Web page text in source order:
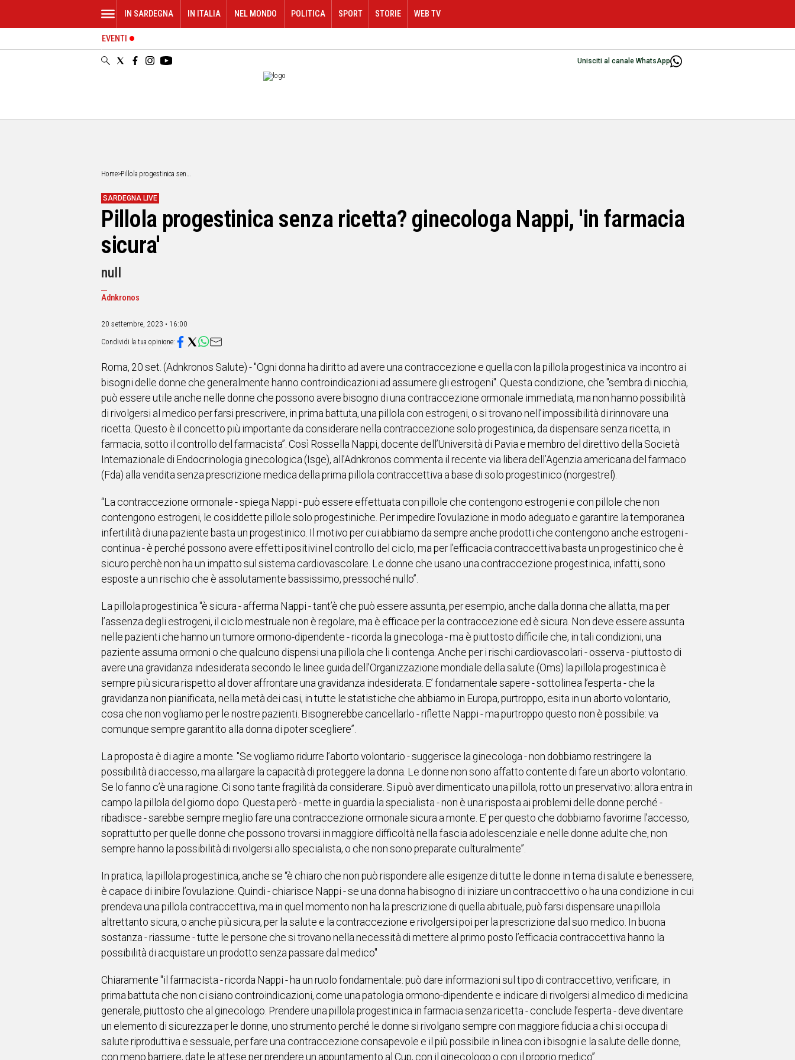
ORISTANO
Vai
Unisciti al canale WhatsApp
IN SARDEGNA IN ITALIA NEL MONDO POLITICA SPORT STORIE WEB TV
EVENTI
Home>Pillola progestinica sen...
SARDEGNA LIVE
Pillola progestinica senza ricetta? ginecologa Nappi, 'in farmacia
sicura'
null
Adnkronos
20 settembre, 2023 • 16:00
Roma, 20 set. (Adnkronos Salute) - "Ogni donna ha diritto ad avere una contraccezione e quella con la pillola progestinica va incontro ai
bisogni delle donne che generalmente hanno controindicazioni ad assumere gli estrogeni". Questa condizione, che "sembra di nicchia,
può essere utile anche nelle donne che possono avere bisogno di una contraccezione ormonale immediata, ma non hanno possibilità
di rivolgersi al medico per farsi prescrivere, in prima battuta, una pillola con estrogeni, o si trovano nell’impossibilità di rinnovare una
ricetta. Questo è il concetto più importante da considerare nella contraccezione solo progestinica, da dispensare senza ricetta, in
farmacia, sotto il controllo del farmacista”. Così Rossella Nappi, docente dell’Università di Pavia e membro del direttivo della Società
Internazionale di Endocrinologia ginecologica (Isge), all’Adnkronos commenta il recente via libera dell’Agenzia americana del farmaco
(Fda) alla vendita senza prescrizione medica della prima pillola contraccettiva a base di solo progestinico (norgestrel).
“La contraccezione ormonale - spiega Nappi - può essere effettuata con pillole che contengono estrogeni e con pillole che non
contengono estrogeni, le cosiddette pillole solo progestiniche. Per impedire l’ovulazione in modo adeguato e garantire la temporanea
infertilità di una paziente basta un progestinico. Il motivo per cui abbiamo da sempre anche prodotti che contengono anche estrogeni -
continua - è perché possono avere effetti positivi nel controllo del ciclo, ma per l’efficacia contraccettiva basta un progestinico che è
sicuro perchè non ha un impatto sul sistema cardiovascolare. Le donne che usano una contraccezione progestinica, infatti, sono
esposte a un rischio che è assolutamente bassissimo, pressoché nullo”.
La pillola progestinica "è sicura - afferma Nappi - tant’è che può essere assunta, per esempio, anche dalla donna che allatta, ma per
l’assenza degli estrogeni, il ciclo mestruale non è regolare, ma è efficace per la contraccezione ed è sicura. Non deve essere assunta
nelle pazienti che hanno un tumore ormono-dipendente - ricorda la ginecologa - ma è piuttosto difficile che, in tali condizioni, una
paziente assuma ormoni o che qualcuno dispensi una pillola che li contenga. Anche per i rischi cardiovascolari - osserva - piuttosto di
avere una gravidanza indesiderata secondo le linee guida dell’Organizzazione mondiale della salute (Oms) la pillola progestinica è
sempre più sicura rispetto al dover affrontare una gravidanza indesiderata. E’ fondamentale sapere - sottolinea l’esperta - che la
gravidanza non pianificata, nella metà dei casi, in tutte le statistiche che abbiamo in Europa, purtroppo, esita in un aborto volontario,
cosa che non vogliamo per le nostre pazienti. Bisognerebbe cancellarlo - riflette Nappi - ma purtroppo questo non è possibile: va
comunque sempre garantito alla donna di poter scegliere”.
La proposta è di agire a monte. "Se vogliamo ridurre l’aborto volontario - suggerisce la ginecologa - non dobbiamo restringere la
possibilità di accesso, ma allargare la capacità di proteggere la donna. Le donne non sono affatto contente di fare un aborto volontario.
Se lo fanno c’è una ragione. Ci sono tante fragilità da considerare. Si può aver dimenticato una pillola, rotto un preservativo: allora entra in
campo la pillola del giorno dopo. Questa però - mette in guardia la specialista - non è una risposta ai problemi delle donne perché -
ribadisce - sarebbe sempre meglio fare una contraccezione ormonale sicura a monte. E’ per questo che dobbiamo favorirne l’accesso,
soprattutto per quelle donne che possono trovarsi in maggiore difficoltà nella fascia adolescenziale e nelle donne adulte che, non
sempre hanno la possibilità di rivolgersi allo specialista, o che non sono preparate culturalmente”.
In pratica, la pillola progestinica, anche se “è chiaro che non può rispondere alle esigenze di tutte le donne in tema di salute e benessere,
è capace di inibire l’ovulazione. Quindi - chiarisce Nappi - se una donna ha bisogno di iniziare un contraccettivo o ha una condizione in cui
prendeva una pillola contraccettiva, ma in quel momento non ha la prescrizione di quella abituale, può farsi dispensare una pillola
altrettanto sicura, o anche più sicura, per la salute e la contraccezione e rivolgersi poi per la prescrizione dal suo medico. In buona
sostanza - riassume - tutte le persone che si trovano nella necessità di mettere al primo posto l’efficacia contraccettiva hanno la
possibilità di acquistare un prodotto senza passare dal medico"
Chiaramente "il farmacista - ricorda Nappi - ha un ruolo fondamentale: può dare informazioni sul tipo di contraccettivo, verificare, in
prima battuta che non ci siano controindicazioni, come una patologia ormono-dipendente e indicare di rivolgersi al medico di medicina
generale, piuttosto che al ginecologo. Prendere una pillola progestinica in farmacia senza ricetta - conclude l’esperta - deve diventare
un elemento di sicurezza per le donne, uno strumento perché le donne si rivolgano sempre con maggiore fiducia a chi si occupa di
salute riproduttiva e sessuale, per fare una contraccezione consapevole e il più possibile in linea con i bisogni e la salute delle donne,
con meno barriere, date le attese per prendere un appuntamento al Cup, con il ginecologo o con il proprio medico”.